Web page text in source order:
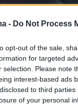
- Do Not Process
opt-out of the sale,
for targeted
selection. Please note
interest-based ads
to third
of your personal